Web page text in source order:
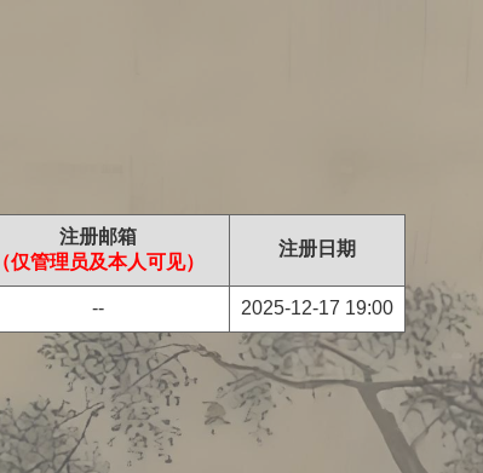
注册邮箱
（仅管理员及本人可见）
注册日期
-- 2025-12-17 19:00